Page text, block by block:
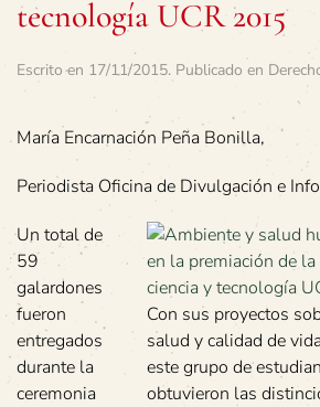
tecnología UCR 2015
Escrito en 17/11/2015. Publicado en
María Encarnación Peña Bonilla,
Periodista Oficina de Divulgación e
Con sus proyectos
salud y calidad de
este grupo de
obtuvieron las
Un total de
59
galardones
fueron
entregados
durante la
ceremonia